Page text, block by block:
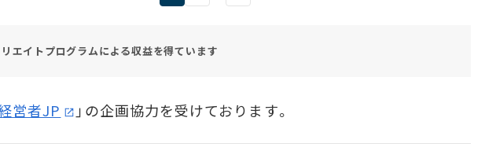
エイトプログラムによる収益を得ています
営者JP 」の企画協力を受けております。